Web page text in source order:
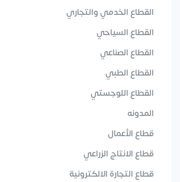
القطاع الخدمي والتجاري
القطاع السياحي
القطاع الصناعي
القطاع الطبي
القطاع اللوجستي
المدونه
قطاع الأعمال
قطاع الانتاج الزراعي
قطاع التجارة الالكترونية